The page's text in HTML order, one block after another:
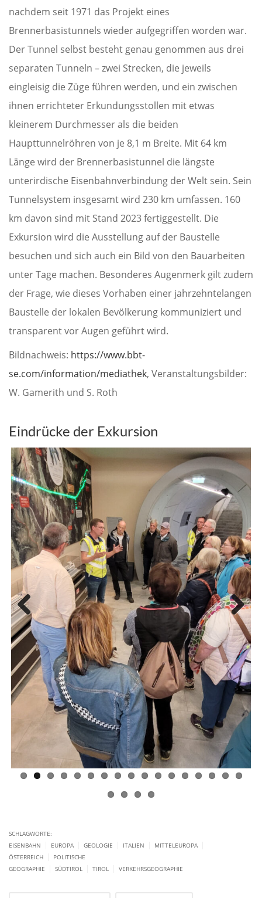
nachdem seit 1971 das Projekt eines
Brennerbasistunnels wieder aufgegriffen worden war.
Der Tunnel selbst besteht genau genommen aus drei
separaten Tunneln – zwei Strecken, die jeweils
eingleisig die Züge führen werden, und ein zwischen
ihnen errichteter Erkundungsstollen mit etwas
kleinerem Durchmesser als die beiden
Haupttunnelröhren von je 8,1 m Breite. Mit 64 km
Länge wird der Brennerbasistunnel die längste
unterirdische Eisenbahnverbindung der Welt sein. Sein
Tunnelsystem insgesamt wird 230 km umfassen. 160
km davon sind mit Stand 2023 fertiggestellt. Die
Exkursion wird die Ausstellung auf der Baustelle
besuchen und sich auch ein Bild von den Bauarbeiten
unter Tage machen. Besonderes Augenmerk gilt zudem
der Frage, wie dieses Vorhaben einer jahrzehntelangen
Baustelle der lokalen Bevölkerung kommuniziert und
transparent vor Augen geführt wird.
Bildnachweis: https://www.bbt-
se.com/information/mediathek, Veranstaltungsbilder:
W. Gamerith und S. Roth
Eindrücke der Exkursion
Previous Next
SCHLAGWORTE:
EISENBAHN
EUROPA GEOLOGIE ITALIEN MITTELEUROPA
ÖSTERREICH
POLITISCHE
GEOGRAPHIE
SÜDTIROL TIROL VERKEHRSGEOGRAPHIE